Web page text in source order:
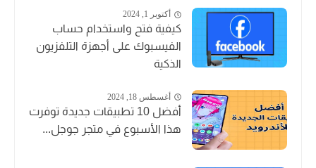
أكتوبر 1, 2024
كيفية فتح واستخدام حساب
الفيسبوك على أجهزة التلفزيون
الذكية
أغسطس 18, 2024
أفضل 10 تطبيقات جديدة توفرت
هذا الأسبوع في متجر جوجل...